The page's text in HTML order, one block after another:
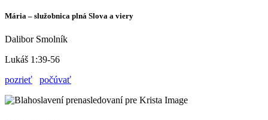
Mária – služobnica plná Slova a viery
Dalibor Smolník
Lukáš 1:39-56
pozrieť
počúvať